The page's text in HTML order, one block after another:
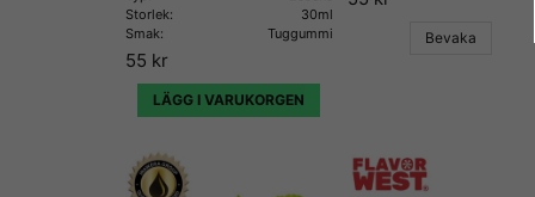
Storlek:
30ml
Smak:
Tuggummi
55 kr
LÄGG I VARUKORGEN
Bevaka